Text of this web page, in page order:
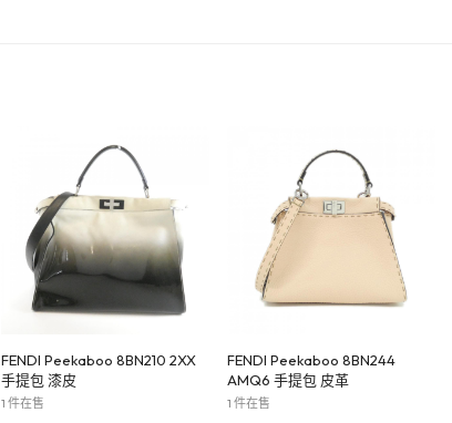
FENDI Peekaboo 8BN210 2XX
手提包 漆皮
1 件在售
FENDI Peekaboo 8BN244
AMQ6 手提包 皮革
1 件在售